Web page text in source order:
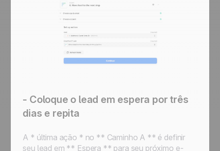
- Coloque o lead em espera por três
dias e repita
A * última ação * no ** Caminho A ** é definir
seu lead em ** Espera ** para seu próximo e-